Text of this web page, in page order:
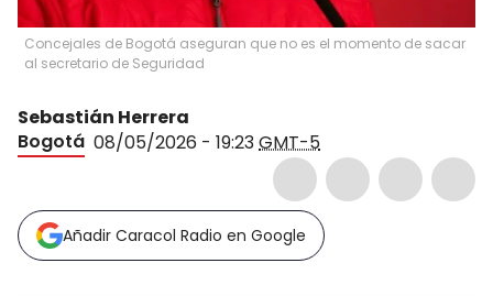
Concejales de Bogotá aseguran que no es el momento de sacar
al secretario de Seguridad
Sebastián Herrera
Bogotá 08/05/2026 - 19:23GMT-5
Añadir Caracol Radio en Google